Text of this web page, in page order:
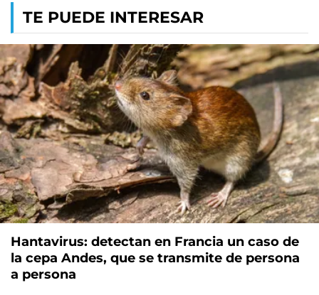
TE PUEDE INTERESAR
Hantavirus: detectan en Francia un caso de
la cepa Andes, que se transmite de persona
a persona